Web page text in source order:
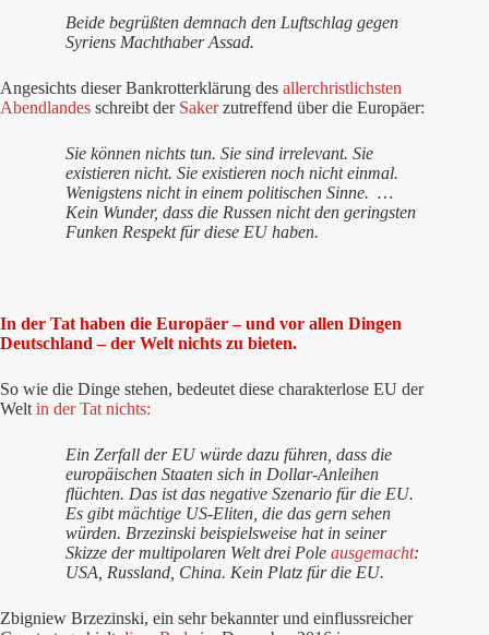
Beide begrüßten demnach den Luftschlag gegen
Syriens Machthaber Assad.
Angesichts dieser Bankrotterklärung des allerchristlichsten
Abendlandes schreibt der Sakerzutreffend über die Europäer:
Sie können nichts tun. Sie sind irrelevant. Sie
existieren nicht. Sie existieren noch nicht einmal.
Wenigstens nicht in einem politischen Sinne. …
Kein Wunder, dass die Russen nicht den geringsten
Funken Respekt für diese EU haben.
In der Tat haben die Europäer – und vor allen Dingen
Deutschland – der Welt nichts zu bieten.
So wie die Dinge stehen, bedeutet diese charakterlose EU der
Welt in der Tat nichts:
Ein Zerfall der EU würde dazu führen, dass die
europäischen Staaten sich in Dollar-Anleihen
flüchten. Das ist das negative Szenario für die EU.
Es gibt mächtige US-Eliten, die das gern sehen
würden. Brzezinski beispielsweise hat in seiner
Skizze der multipolaren Welt drei Pole ausgemacht:
USA, Russland, China. Kein Platz für die EU.
Zbigniew Brzezinski, ein sehr bekannter und einflussreicher